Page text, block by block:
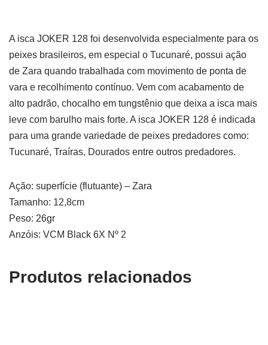
A isca JOKER 128 foi desenvolvida especialmente para os
peixes brasileiros, em especial o Tucunaré, possui ação
de Zara quando trabalhada com movimento de ponta de
vara e recolhimento contínuo. Vem com acabamento de
alto padrão, chocalho em tungstênio que deixa a isca mais
leve com barulho mais forte. A isca JOKER 128 é indicada
para uma grande variedade de peixes predadores como:
Tucunaré, Traíras, Dourados entre outros predadores.
Ação: superfície (flutuante) – Zara
Tamanho: 12,8cm
Peso: 26gr
Anzóis: VCM Black 6X Nº 2
Produtos relacionados